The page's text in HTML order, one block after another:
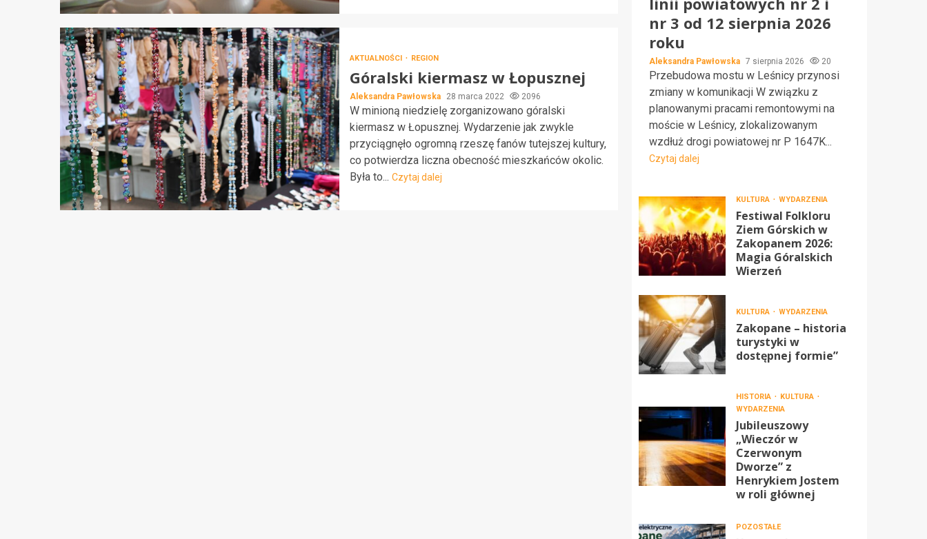
AKTUALNOŚCI REGION
Góralski kiermasz w Łopusznej
Aleksandra Pawłowska 28 marca 2022 2096
W minioną niedzielę zorganizowano góralski
kiermasz w Łopusznej. Wydarzenie jak zwykle
przyciągnęło ogromną rzeszę fanów tutejszej kultury,
co potwierdza liczna obecność mieszkańców okolic.
Była to... Czytaj dalej
nr 3 od 12 sierpnia 2026
roku
Aleksandra Pawłowska 7 sierpnia 2026 20
Przebudowa mostu w Leśnicy przynosi
zmiany w komunikacji W związku z
planowanymi pracami remontowymi na
moście w Leśnicy, zlokalizowanym
wzdłuż drogi powiatowej nr P 1647K...
Czytaj dalej
KULTURA WYDARZENIA
Festiwal Folkloru
Ziem Górskich w
Zakopanem 2026:
Magia Góralskich
Wierzeń
KULTURA WYDARZENIA
Zakopane – historia
turystyki w
dostępnej formie”
HISTORIA
KULTURA
WYDARZENIA
Jubileuszowy
„Wieczór w
Czerwonym
Dworze” z
Henrykiem Jostem
w roli głównej
POZOSTAŁE